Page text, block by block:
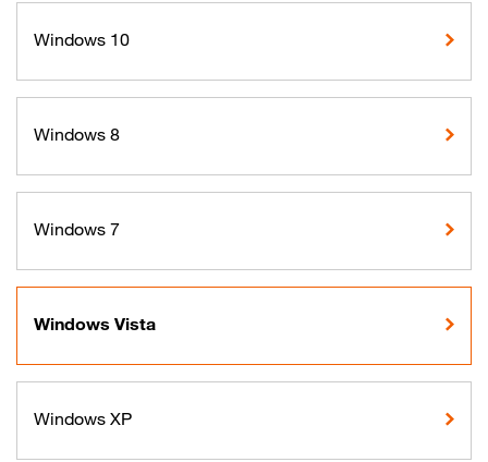
Windows 10
Windows 8
Windows 7
Windows Vista
Windows XP